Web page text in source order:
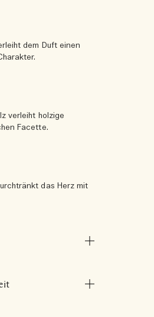
dem Duft einen
verleiht holzige
Facette.
das Herz mit